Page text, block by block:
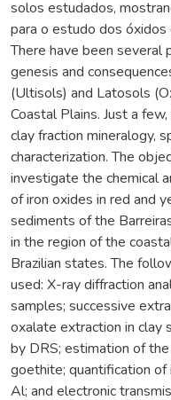
solos estudados,
para o estudo dos óxidos
There have been several
genesis and
(Ultisols) and Latosols
Coastal Plains. Just a
clay fraction mineralogy,
characterization. The
investigate the chemical
of iron oxides in red and
sediments of the
in the region of the
Brazilian states. The
used: X-ray diffraction
samples; successive
oxalate extraction in clay
by DRS; estimation of
goethite; quantification
Al; and electronic